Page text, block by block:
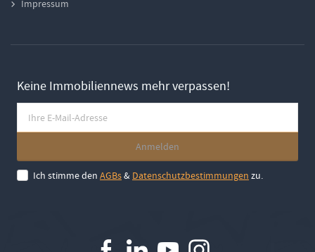
Impressum
Keine Immobiliennews mehr verpassen!
Ich stimme den AGBs& Datenschutzbestimmungen zu.